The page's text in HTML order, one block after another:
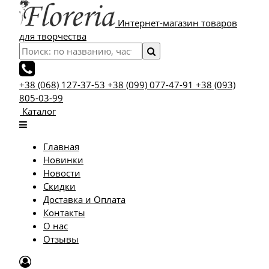
Интернет-магазин товаров
для творчества
+38 (068) 127-37-53 +38 (099) 077-47-91 +38 (093)
805-03-99
Каталог
Главная
Новинки
Новости
Скидки
Доставка и Оплата
Контакты
О нас
Отзывы